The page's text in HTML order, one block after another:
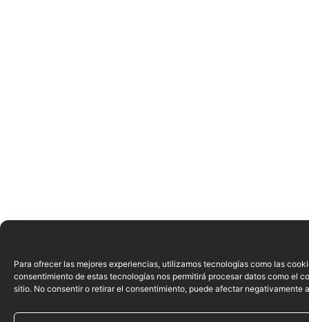
Para ofrecer las mejores experiencias, utilizamos tecnologías como las
consentimiento de estas tecnologías nos permitirá procesar datos como el
sitio. No consentir o retirar el consentimiento, puede afectar negativamente